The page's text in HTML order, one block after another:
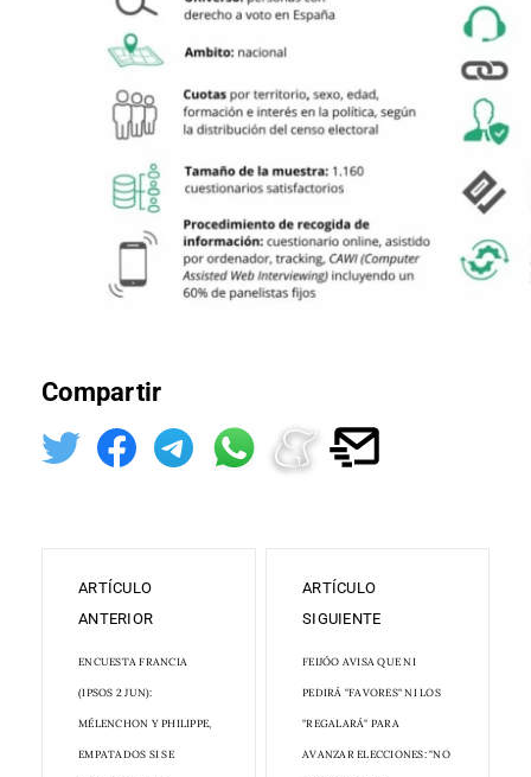
Compartir
ARTÍCULO
ANTERIOR
ENCUESTA FRANCIA
(IPSOS 2 JUN):
MÉLENCHON Y PHILIPPE,
EMPATADOS SI SE
ARTÍCULO
SIGUIENTE
FEIJÓO AVISA QUE NI
PEDIRÁ "FAVORES" NI LOS
"REGALARÁ" PARA
AVANZAR ELECCIONES: "NO